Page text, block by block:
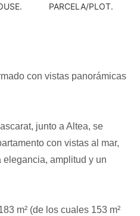
PARCELA/PLOT.
con vistas panorámicas
junto a Altea, se
con vistas al mar,
amplitud y un
m² (de los cuales 153 m²